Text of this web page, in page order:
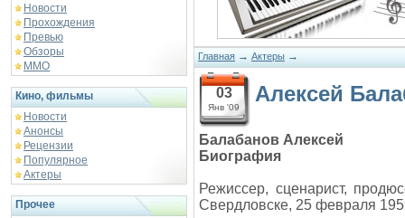
Новости
Прохождения
Превью
Обзоры
ММО
Кино, фильмы
Новости
Анонсы
Рецензии
Популярное
Актеры
Прочее
Главная → Актеры →
03
Янв '09
Алексей
Балабанов Алексей
Биография
Режиссер, сценарист,
Свердловске, 25 февраля